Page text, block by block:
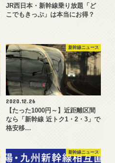
JR西日本・新幹線乗り放題「ど
こでもきっぷ」は本当にお得？
新幹線ニュース
2020.12.26
【たった1000円～】近距離区間
なら「新幹線 近トク1・2・3」で
格安移…
新幹線ニュース